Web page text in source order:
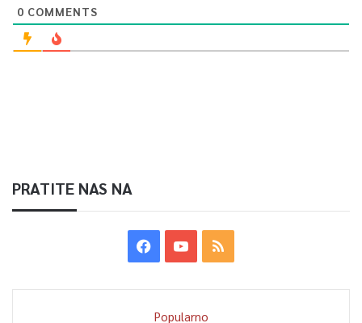
0 COMMENTS
PRATITE NAS NA
Popularno